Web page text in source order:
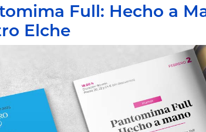
Full: Hecho a
Elche